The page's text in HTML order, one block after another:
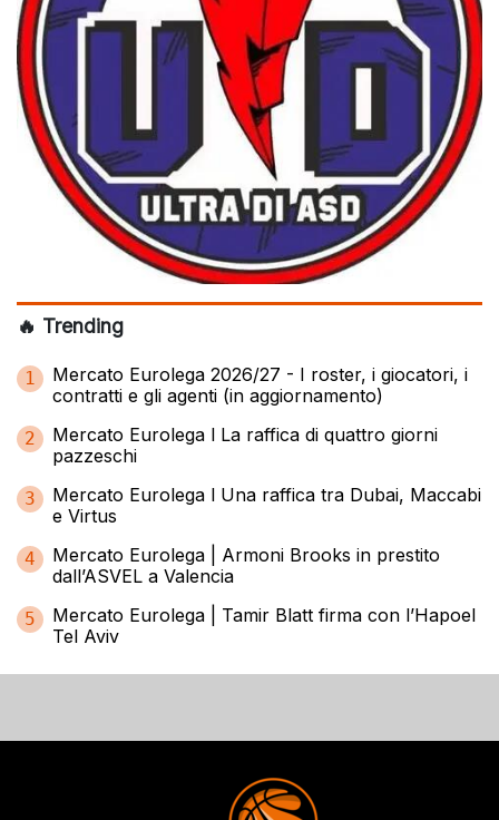
🔥 Trending
1
Mercato Eurolega 2026/27 - I roster, i giocatori, i
contratti e gli agenti (in aggiornamento)
2
Mercato Eurolega l La raffica di quattro giorni
pazzeschi
3
Mercato Eurolega l Una raffica tra Dubai, Maccabi
e Virtus
4
Mercato Eurolega | Armoni Brooks in prestito
dall’ASVEL a Valencia
5
Mercato Eurolega | Tamir Blatt firma con l’Hapoel
Tel Aviv